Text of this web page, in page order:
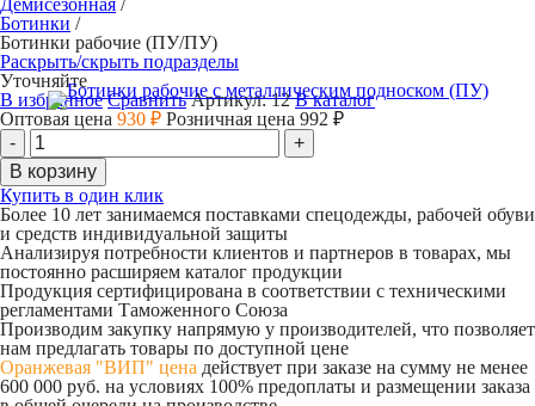
Демисезонная /
Ботинки /
Ботинки рабочие (ПУ/ПУ)
Раскрыть/скрыть подразделы
Уточняйте
В избранное Сравнить Артикул:12 В каталог
Оптовая цена 930 ₽ Розничная цена 992 ₽
Купить в один клик
Более 10 лет занимаемся поставками спецодежды, рабочей обуви
и средств индивидуальной защиты
Анализируя потребности клиентов и партнеров в товарах, мы
постоянно расширяем каталог продукции
Продукция сертифицирована в соответствии с техническими
регламентами Таможенного Союза
Производим закупку напрямую у производителей, что позволяет
нам предлагать товары по доступной цене
Оранжевая "ВИП" цена действует при заказе на сумму не менее
600 000 руб. на условиях 100% предоплаты и размещении заказа